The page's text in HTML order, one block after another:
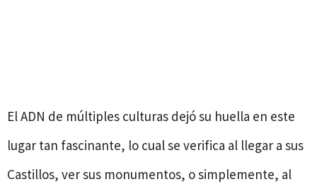
El ADN de múltiples culturas dejó su huella en este
lugar tan fascinante, lo cual se verifica al llegar a sus
Castillos, ver sus monumentos, o simplemente, al